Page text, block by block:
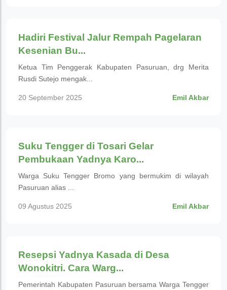
Hadiri Festival Jalur Rempah Pagelaran
Kesenian Bu...
Ketua Tim Penggerak Kabupaten Pasuruan, drg Merita
Rusdi Sutejo mengak...
20 September 2025 Emil Akbar
Suku Tengger di Tosari Gelar
Pembukaan Yadnya Karo...
Warga Suku Tengger Bromo yang bermukim di wilayah
Pasuruan alias ...
09 Agustus 2025 Emil Akbar
Resepsi Yadnya Kasada di Desa
Wonokitri. Cara Warg...
Pemerintah Kabupaten Pasuruan bersama Warga Tengger